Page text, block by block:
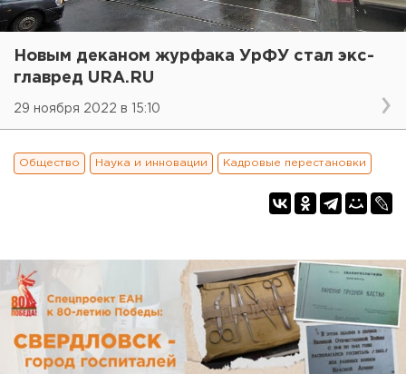
Новым деканом журфака УрФУ стал экс-
главред URA.RU
29 ноября 2022 в 15:10
Общество Наука и инновации Кадровые перестановки